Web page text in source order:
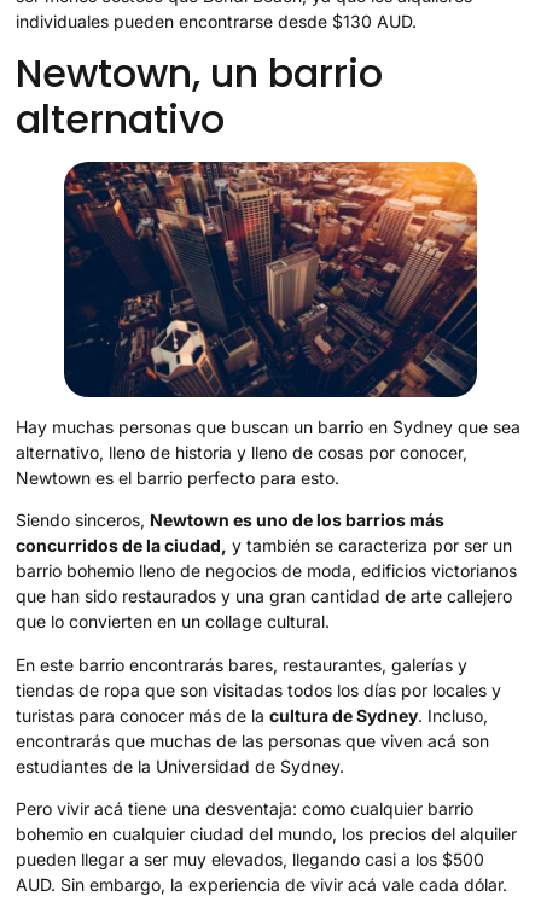
individuales pueden encontrarse desde $130 AUD.
Newtown, un barrio
alternativo
Hay muchas personas que buscan un barrio en Sydney que sea
alternativo, lleno de historia y lleno de cosas por conocer,
Newtown es el barrio perfecto para esto.
Siendo sinceros, Newtown es uno de los barrios más
concurridos de la ciudad, y también se caracteriza por ser un
barrio bohemio lleno de negocios de moda, edificios victorianos
que han sido restaurados y una gran cantidad de arte callejero
que lo convierten en un collage cultural.
En este barrio encontrarás bares, restaurantes, galerías y
tiendas de ropa que son visitadas todos los días por locales y
turistas para conocer más de lacultura de Sydney. Incluso,
encontrarás que muchas de las personas que viven acá son
estudiantes de la Universidad de Sydney.
Pero vivir acá tiene una desventaja: como cualquier barrio
bohemio en cualquier ciudad del mundo, los precios del alquiler
pueden llegar a ser muy elevados, llegando casi a los $500
AUD. Sin embargo, la experiencia de vivir acá vale cada dólar.